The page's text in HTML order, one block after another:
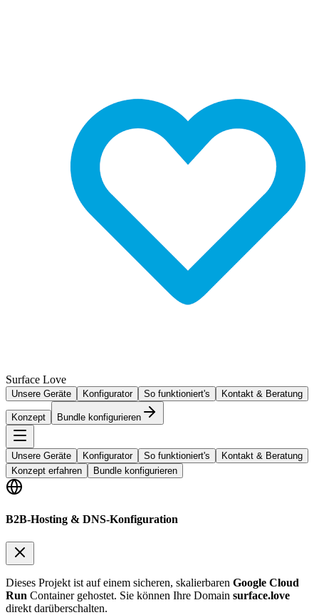
Surface Love
Unsere Geräte Konfigurator So funktioniert's Kontakt & Beratung
Konzept Bundle konfigurieren
Unsere Geräte Konfigurator So funktioniert's
Kontakt & Beratung
Konzept erfahren
Bundle konfigurieren
B2B-Hosting & DNS-Konfiguration
Dieses Projekt ist auf einem sicheren, skalierbaren Google Cloud
Run Container gehostet. Sie können Ihre Domain surface.love
direkt darüberschalten.